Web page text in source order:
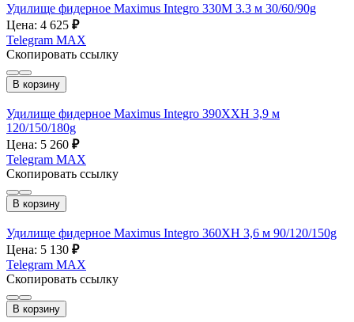
Удилище фидерное Maximus Integro 330M 3.3 м 30/60/90g
Цена: 4 625 ₽
Telegram MAX
Скопировать ссылку
В корзину
Удилище фидерное Maximus Integro 390XXH 3,9 м
120/150/180g
Цена: 5 260 ₽
Telegram MAX
Скопировать ссылку
В корзину
Удилище фидерное Maximus Integro 360XH 3,6 м 90/120/150g
Цена: 5 130 ₽
Telegram MAX
Скопировать ссылку
В корзину